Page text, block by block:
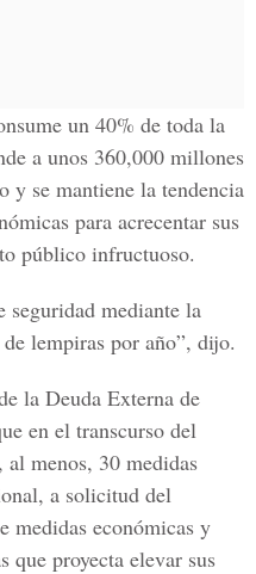
un 40% de toda la
a unos 360,000 millones
y se mantiene la tendencia
para acrecentar sus
público infructuoso.
seguridad mediante la
lempiras por año”, dijo.
la Deuda Externa de
en el transcurso del
al menos, 30 medidas
a solicitud del
medidas económicas y
que proyecta elevar sus